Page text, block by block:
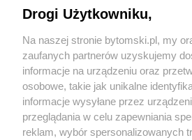
Wydawca mediów lokalnych
Drogi Użytkowniku,
Na naszej stronie bytomski.pl, my
zaufanych partnerów uzyskujemy
informacje na urządzeniu oraz
osobowe, takie jak unikalne
informacje wysyłane przez
przeglądania w celu zapewniania
reklam, wybór spersonalizowanych